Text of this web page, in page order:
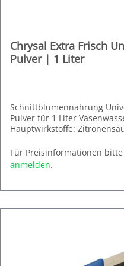
Chrysal Extra Frisch
Pulver | 1 Liter
Schnittblumennahrung
Pulver für 1 Liter
Hauptwirkstoffe:
Erhältlich in folgenden VEs:
6 x 100 Stück, 1000 Stück.
Für Preisinformationen bitte
anmelden.